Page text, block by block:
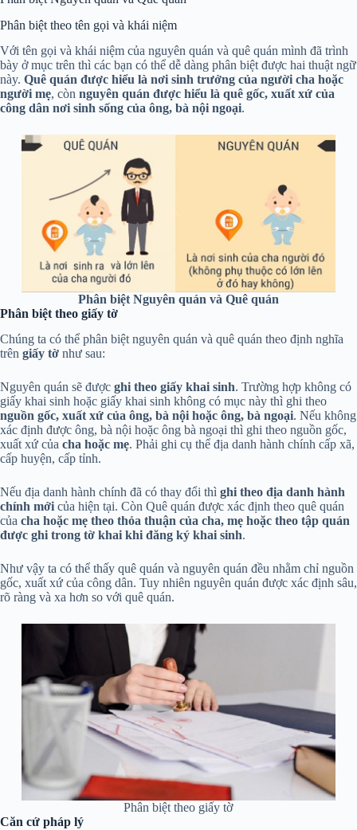
Phân biệt theo tên gọi và khái niệm
Với tên gọi và khái niệm của nguyên quán và quê quán mình đã trình
bày ở mục trên thì các bạn có thể dễ dàng phân biệt được hai thuật ngữ
này. Quê quán được hiểu là nơi sinh trưởng của người cha hoặc
người mẹ, còn nguyên quán được hiểu là quê gốc, xuất xứ của
công dân nơi sinh sống của ông, bà nội ngoại.
Phân biệt Nguyên quán và Quê quán
Phân biệt theo giấy tờ
Chúng ta có thể phân biệt nguyên quán và quê quán theo định nghĩa
trên giấy tờ như sau:
Nguyên quán sẽ được ghi theo giấy khai sinh. Trường hợp không có
giấy khai sinh hoặc giấy khai sinh không có mục này thì ghi theo
nguồn gốc, xuất xứ của ông, bà nội hoặc ông, bà ngoại. Nếu không
xác định được ông, bà nội hoặc ông bà ngoại thì ghi theo nguồn gốc,
xuất xứ của cha hoặc mẹ. Phải ghi cụ thể địa danh hành chính cấp xã,
cấp huyện, cấp tỉnh.
Nếu địa danh hành chính đã có thay đổi thì ghi theo địa danh hành
chính mới của hiện tại. Còn Quê quán được xác định theo quê quán
của cha hoặc mẹ theo thỏa thuận của cha, mẹ hoặc theo tập quán
được ghi trong tờ khai khi đăng ký khai sinh.
Như vậy ta có thể thấy quê quán và nguyên quán đều nhằm chỉ nguồn
gốc, xuất xứ của công dân. Tuy nhiên nguyên quán được xác định sâu,
rõ ràng và xa hơn so với quê quán.
Phân biệt theo giấy tờ
Căn cứ pháp lý